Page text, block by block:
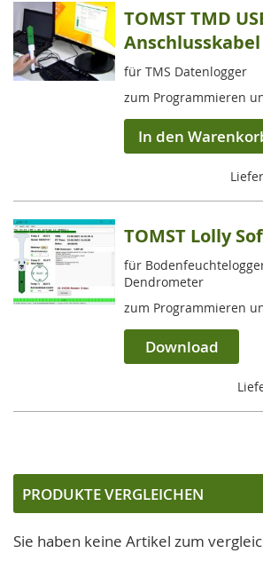
TOMST TMD
Anschlusskabel
für TMS Datenlogger
zum Programmieren
In den
TOMST Lolly
für
Dendrometer
zum Programmieren
Download
PRODUKTE VERGLEICHEN
Sie haben keine Artikel zum